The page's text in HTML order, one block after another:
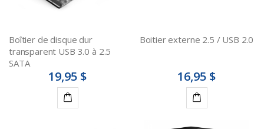
Boîtier de disque dur
transparent USB 3.0 à 2.5
SATA
19,95 $
Boitier externe 2.5 / USB 2.0
16,95 $